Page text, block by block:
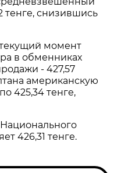
тенге, снизившись
момент
в обменниках
- 427,57
американскую
425,34 тенге,
426,31 тенге.